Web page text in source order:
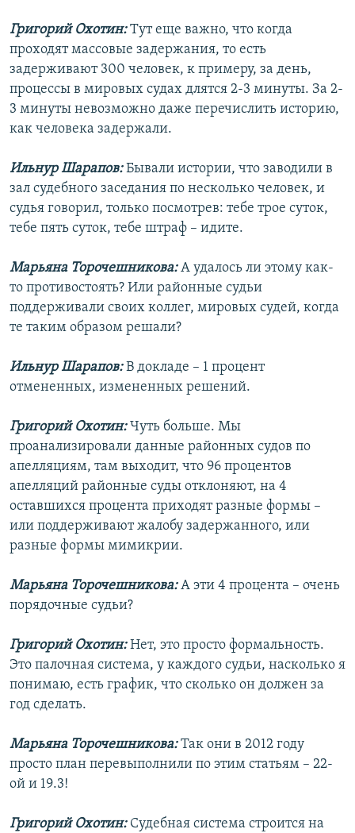
Григорий Охотин:Тут еще важно, что когда
проходят массовые задержания, то есть
задерживают 300 человек, к примеру, за день,
процессы в мировых судах длятся 2-3 минуты. За 2-
3 минуты невозможно даже перечислить историю,
как человека задержали.
Ильнур Шарапов:Бывали истории, что заводили в
зал судебного заседания по несколько человек, и
судья говорил, только посмотрев: тебе трое суток,
тебе пять суток, тебе штраф – идите.
Марьяна Торочешникова:А удалось ли этому как-
то противостоять? Или районные судьи
поддерживали своих коллег, мировых судей, когда
те таким образом решали?
Ильнур Шарапов:В докладе – 1 процент
отмененных, измененных решений.
Григорий Охотин:Чуть больше. Мы
проанализировали данные районных судов по
апелляциям, там выходит, что 96 процентов
апелляций районные суды отклоняют, на 4
оставшихся процента приходят разные формы –
или поддерживают жалобу задержанного, или
разные формы мимикрии.
Марьяна Торочешникова:А эти 4 процента – очень
порядочные судьи?
Григорий Охотин:Нет, это просто формальность.
Это палочная система, у каждого судьи, насколько я
понимаю, есть график, что сколько он должен за
год сделать.
Марьяна Торочешникова:Так они в 2012 году
просто план перевыполнили по этим статьям – 22-
ой и 19.3!
Григорий Охотин:Судебная система строится на